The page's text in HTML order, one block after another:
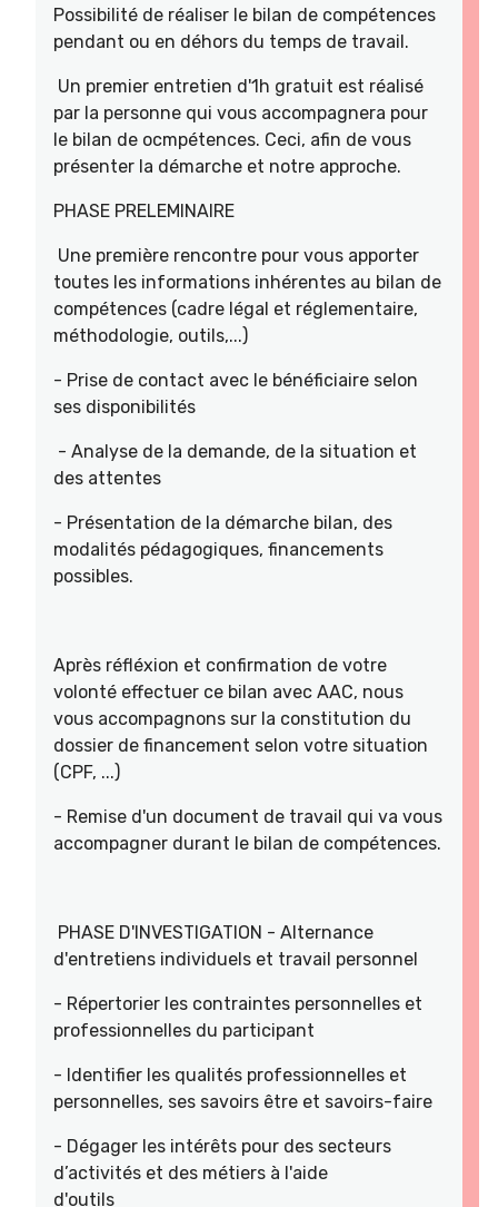
Possibilité de réaliser le bilan de compétences
pendant ou en déhors du temps de travail.
Un premier entretien d'1h gratuit est réalisé
par la personne qui vous accompagnera pour
le bilan de ocmpétences. Ceci, afin de vous
présenter la démarche et notre approche.
PHASE PRELEMINAIRE
Une première rencontre pour vous apporter
toutes les informations inhérentes au bilan de
compétences (cadre légal et réglementaire,
méthodologie, outils,...)
- Prise de contact avec le bénéficiaire selon
ses disponibilités
- Analyse de la demande, de la situation et
des attentes
- Présentation de la démarche bilan, des
modalités pédagogiques, financements
possibles.
Après réfléxion et confirmation de votre
volonté effectuer ce bilan avec AAC, nous
vous accompagnons sur la constitution du
dossier de financement selon votre situation
(CPF, ...)
- Remise d'un document de travail qui va vous
accompagner durant le bilan de compétences.
PHASE D'INVESTIGATION - Alternance
d'entretiens individuels et travail personnel
- Répertorier les contraintes personnelles et
professionnelles du participant
- Identifier les qualités professionnelles et
personnelles, ses savoirs être et savoirs-faire
- Dégager les intérêts pour des secteurs
d’activités et des métiers à l'aide
d'outils